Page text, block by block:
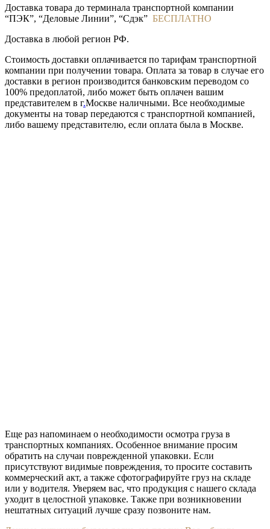
Доставка товара до терминала транспортной компании
“ПЭК”, “Деловые Линии”, “Сдэк” БЕСПЛАТНО
Доставка в любой регион РФ.
Стоимость доставки оплачивается по тарифам транспортной
компании при получении товара. Оплата за товар в случае его
доставки в регион производится банковским переводом со
100% предоплатой, либо может быть оплачен вашим
представителем в г.Москве наличными. Все необходимые
документы на товар передаются с транспортной компанией,
либо вашему представителю, если оплата была в Москве.
Еще раз напоминаем о необходимости осмотра груза в
транспортных компаниях. Особенное внимание просим
обратить на случаи поврежденной упаковки. Если
присутствуют видимые повреждения, то просите составить
коммерческий акт, а также сфотографируйте груз на складе
или у водителя. Уверяем вас, что продукция с нашего склада
уходит в целостной упаковке. Также при возникновении
нештатных ситуаций лучше сразу позвоните нам.